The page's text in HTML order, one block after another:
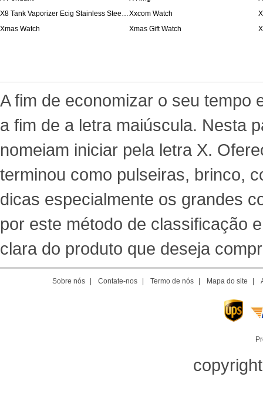
X8 Tank Vaporizer Ecig Stainless Steel Drip TipsXxcom Watch
Xmas Watch
Xmas Gift Watch X
A fim de economizar o seu tempo
a fim de a letra maiúscula. Nesta
nomeiam iniciar pela letra X.
terminou como pulseiras, brinco,
dicas especialmente os grandes
por este método de classificação
clara do produto que deseja
Sobre nós Contate-nos Termo de nós Mapa do site